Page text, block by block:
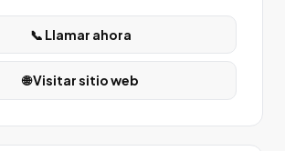
📞 Llamar ahora
🌐 Visitar sitio web